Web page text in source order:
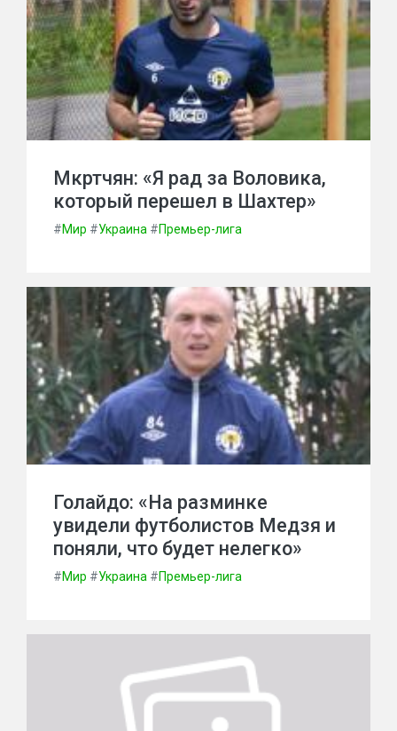
Мкртчян: «Я рад за Воловика,
который перешел в Шахтер»
#Мир #Украина #Премьер-лига
Голайдо: «На разминке
увидели футболистов Медзя и
поняли, что будет нелегко»
#Мир #Украина #Премьер-лига